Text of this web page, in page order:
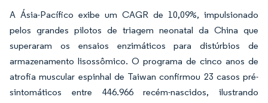
A Ásia-Pacífico exibe um CAGR de 10,09%, impulsionado
pelos grandes pilotos de triagem neonatal da China que
superaram os ensaios enzimáticos para distúrbios de
armazenamento lisossômico. O programa de cinco anos de
atrofia muscular espinhal de Taiwan confirmou 23 casos pré-
sintomáticos entre 446.966 recém-nascidos, ilustrando